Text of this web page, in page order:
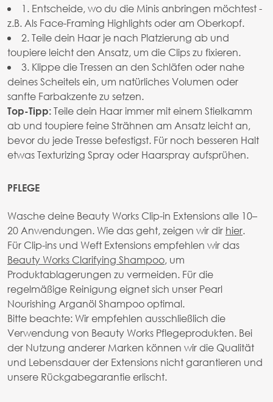
1. Entscheide, wo du die Minis anbringen möchtest -
z.B. Als Face-Framing Highlights oder am Oberkopf.
2. Teile dein Haar je nach Platzierung ab und
toupiere leicht den Ansatz, um die Clips zu fixieren.
3. Klippe die Tressen an den Schläfen oder nahe
deines Scheitels ein, um natürliches Volumen oder
sanfte Farbakzente zu setzen.
Top-Tipp: Teile dein Haar immer mit einem Stielkamm
ab und toupiere feine Strähnen am Ansatz leicht an,
bevor du jede Tresse befestigst. Für noch besseren Halt
etwas Texturizing Spray oder Haarspray aufsprühen.
PFLEGE
Wasche deine Beauty Works Clip-in Extensions alle 10–
20 Anwendungen. Wie das geht, zeigen wir dir hier.
Für Clip-ins und Weft Extensions empfehlen wir das
Beauty Works Clarifying Shampoo, um
Produktablagerungen zu vermeiden. Für die
regelmäßige Reinigung eignet sich unser Pearl
Nourishing Arganöl Shampoo optimal.
Bitte beachte: Wir empfehlen ausschließlich die
Verwendung von Beauty Works Pflegeprodukten. Bei
der Nutzung anderer Marken können wir die Qualität
und Lebensdauer der Extensions nicht garantieren und
unsere Rückgabegarantie erlischt.